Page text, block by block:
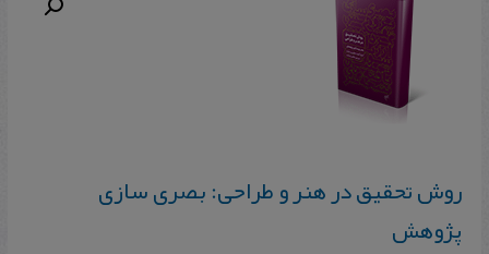
روش تحقیق در هنر و طراحی: بصری‌ سازی
پژوهش